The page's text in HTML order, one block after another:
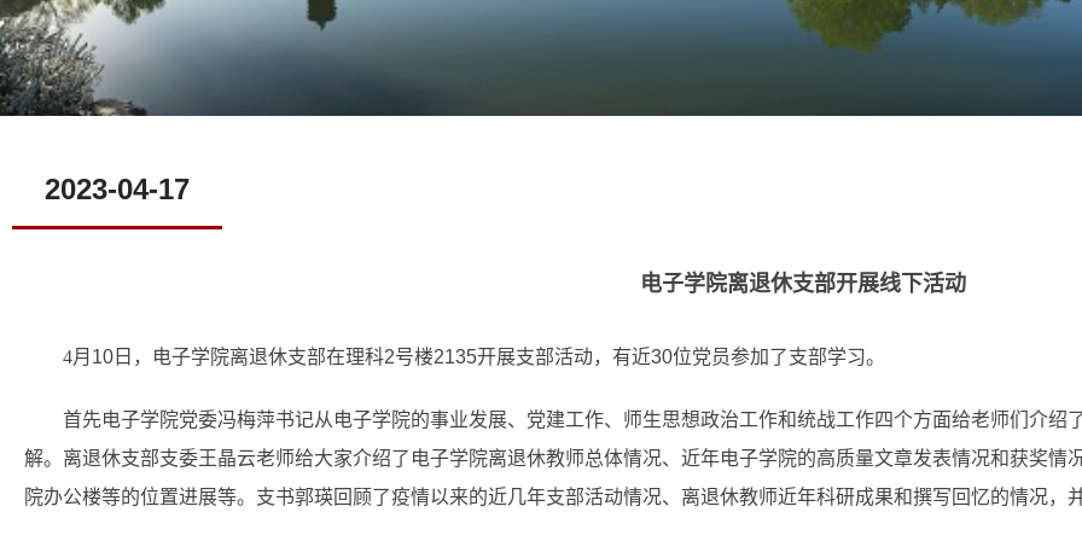
2023-04-17
电子学院离退休支部开展线下活动
4月 10 日，电子学院离退休支部在理科2号楼2135开展支部活动，有近30位党员参加了支部学习。
首先电子学院党委冯梅萍书记从电子学院的事业发展、党建工作、师生思想政治工作和统战工作四个方面给老师们介
解。离退休支部支委王晶云老师给大家介绍了电子学院离退休教师总体情况、近年电子学院的高质量文章发表情况和获奖
院办公楼等的位置进展等。支书郭瑛回顾了疫情以来的近几年支部活动情况、离退休教师近年科研成果和撰写回忆的情况